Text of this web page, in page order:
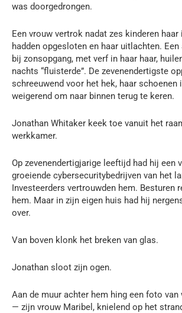
was doorgedrongen.
Een vrouw vertrok nadat zes kinderen haar
hadden opgesloten en haar uitlachten.
bij zonsopgang, met verf in haar haar,
nachts “fluisterde”. De zevenendertigste
schreeuwend voor het hek, haar schoenen
weigerend om naar binnen terug te keren.
Jonathan Whitaker keek toe vanuit het
werkkamer.
Op zevenendertigjarige leeftijd had hij een
groeiende cybersecuritybedrijven van het
Investeerders vertrouwden hem. Besturen
hem. Maar in zijn eigen huis had hij
over.
Van boven klonk het breken van glas.
Jonathan sloot zijn ogen.
Aan de muur achter hem hing een foto van
— zijn vrouw Maribel, knielend op het